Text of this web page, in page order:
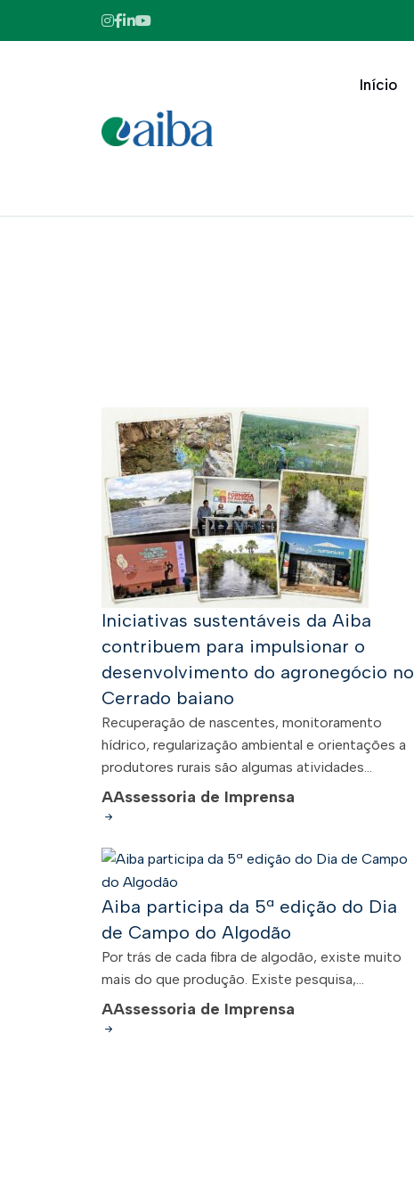
Início
Iniciativas sustentáveis da Aiba
contribuem para impulsionar o
desenvolvimento do agronegócio no
Cerrado baiano
Recuperação de nascentes, monitoramento
hídrico, regularização ambiental e orientações a
produtores rurais são algumas atividades...
AAssessoria de Imprensa
Aiba participa da 5ª edição do Dia
de Campo do Algodão
Por trás de cada fibra de algodão, existe muito
mais do que produção. Existe pesquisa,...
AAssessoria de Imprensa